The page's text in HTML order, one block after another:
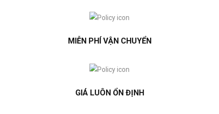
MIỄN PHÍ VẬN CHUYỂN
GIÁ LUÔN ỔN ĐỊNH